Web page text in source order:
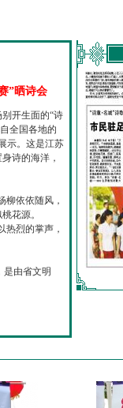
”晒诗会
开生面的“诗
全国各地的
示。这是江苏
诗的海洋，
依依随风，
花源。
烈的掌声，
由省文明